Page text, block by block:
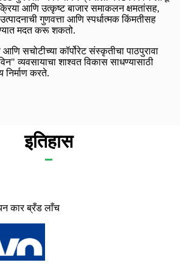
आणि उत्कृष्ट बाजार समाकलन क्षमतांसह,
गुणवत्ता आणि स्पर्धात्मक किंमतीसह
मदत करू शकतो.
सचोटीच्या कॉर्पोरेट संस्कृतीचा पाठपुरावा
व्यवसायाचा शाश्वत विकास साधण्यासाठी
निर्माण करते.
इतिहास
कार ब्रँड लाँच